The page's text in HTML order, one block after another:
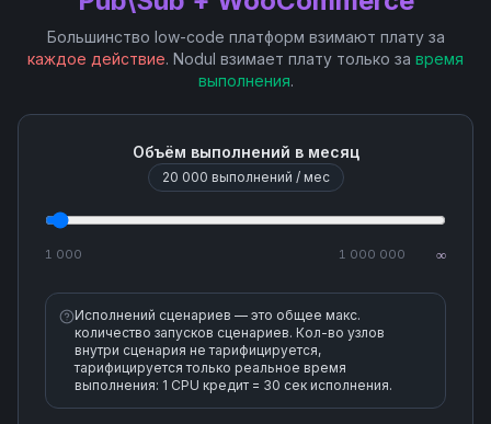
Schema Delete
Schema Delete Revision
Schema List Revisions
Schema Rollback Revision
Большинство low-code платформ взимают плату за
каждое действие. Nodul взимает плату только за время
выполнения.
Объём выполнений в месяц
20 000 выполнений / мес
1 000 1 000 000 ∞
Исполнений сценариев — это общее макс.
количество запусков сценариев. Кол-во узлов
внутри сценария не тарифицируется,
тарифицируется только реальное время
выполнения: 1 CPU кредит = 30 сек исполнения.